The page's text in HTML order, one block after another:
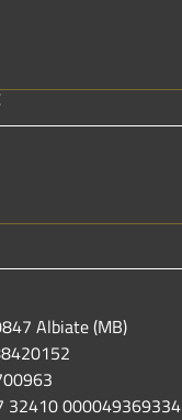
Albiate (MB)
32410 000049369334